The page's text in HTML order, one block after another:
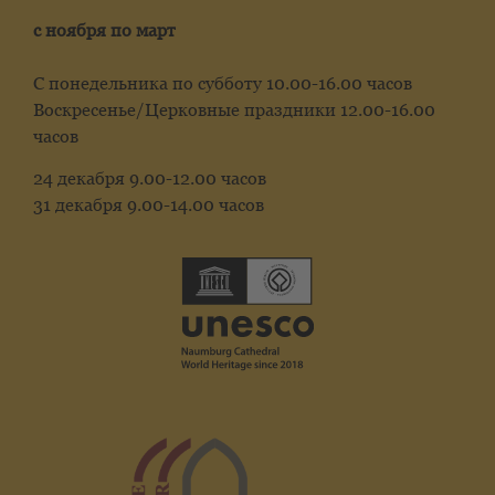
с ноября по март
С понедельника по субботу 10.00-16.00 часов
Воскресенье/Церковные праздники 12.00-16.00
часов
24 декабря 9.00-12.00 часов
31 декабря 9.00-14.00 часов